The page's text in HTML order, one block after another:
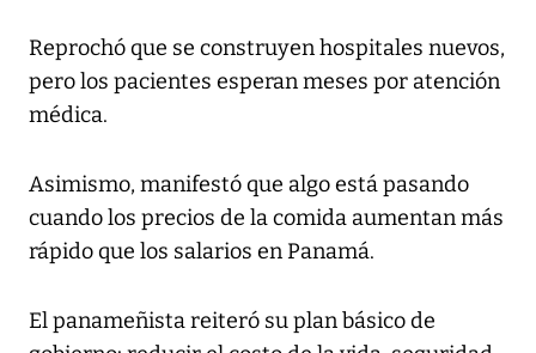
Reprochó que se construyen hospitales nuevos,
pero los pacientes esperan meses por atención
médica.
Asimismo, manifestó que algo está pasando
cuando los precios de la comida aumentan más
rápido que los salarios en Panamá.
El panameñista reiteró su plan básico de